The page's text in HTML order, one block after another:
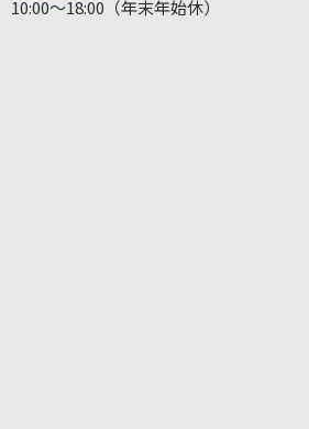
10:00～18:00（年末年始休）